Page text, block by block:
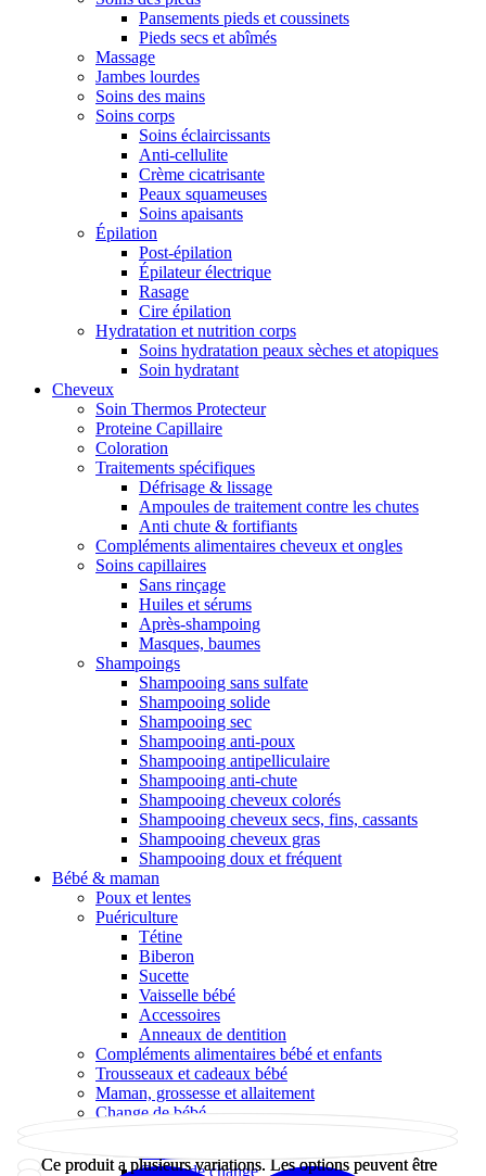
Ce produit a plusieurs variations. Les options peuvent être
Ce produit a plusieurs variations. Les options peuvent être
Pansements pieds et coussinets
Pieds secs et abîmés
Massage
Jambes lourdes
Soins des mains
Soins corps
Soins éclaircissants
Anti-cellulite
Crème cicatrisante
Peaux squameuses
Soins apaisants
Épilation
Post-épilation
Épilateur électrique
Rasage
Cire épilation
Hydratation et nutrition corps
Soins hydratation peaux sèches et atopiques
Soin hydratant
Cheveux
Soin Thermos Protecteur
Proteine Capillaire
Coloration
Traitements spécifiques
Défrisage & lissage
Ampoules de traitement contre les chutes
Anti chute & fortifiants
Compléments alimentaires cheveux et ongles
Soins capillaires
Sans rinçage
Huiles et sérums
Après-shampoing
Masques, baumes
Shampoings
Shampooing sans sulfate
Shampooing solide
Shampooing sec
Shampooing anti-poux
Shampooing antipelliculaire
Shampooing anti-chute
Shampooing cheveux colorés
Shampooing cheveux secs, fins, cassants
Shampooing cheveux gras
Shampooing doux et fréquent
Bébé & maman
Poux et lentes
Puériculture
Tétine
Biberon
Sucette
Vaisselle bébé
Accessoires
Anneaux de dentition
Compléments alimentaires bébé et enfants
Trousseaux et cadeaux bébé
Maman, grossesse et allaitement
Change de bébé
Crème de change